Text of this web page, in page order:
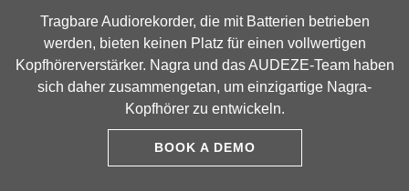
Tragbare Audiorekorder, die mit Batterien betrieben
werden, bieten keinen Platz für einen vollwertigen
Kopfhörerverstärker. Nagra und das AUDEZE-Team haben
sich daher zusammengetan, um einzigartige Nagra-
Kopfhörer zu entwickeln.
BOOK A DEMO